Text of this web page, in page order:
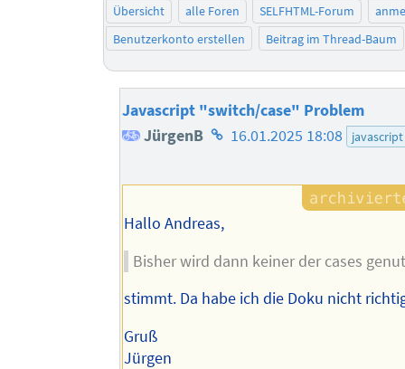
Übersicht alle Foren SELFHTML-Forum
Benutzerkonto erstellen
Beitrag im Thread-Baum
Javascript "switch/case" Problem
JürgenB Homepage
Autors
16.01.2025 18:08 javascript
Hallo Andreas,
Bisher wird dann keiner der cases
stimmt. Da habe ich die Doku nicht
Gruß
Jürgen